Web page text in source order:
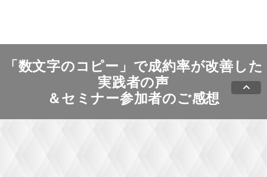
「数文字のコピー」で成約率が改善した
実践者の声
＆セミナー参加者のご感想
keyboard_arrow_up